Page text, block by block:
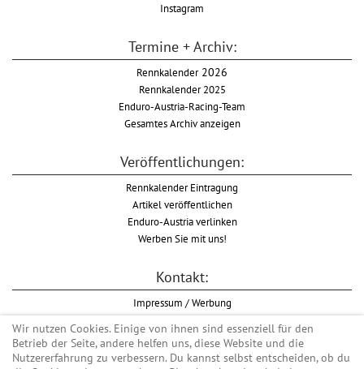
Instagram
Termine + Archiv:
Rennkalender2026
Rennkalender 2025
Enduro-Austria-Racing-Team
Gesamtes Archiv anzeigen
Veröffentlichungen:
Rennkalender Eintragung
Artikel veröffentlichen
Enduro-Austria verlinken
Werben Sie mit uns!
Kontakt:
Impressum / Werbung
Datenschutzinformation
Informationspflicht WKO
AGB
Wir nutzen Cookies. Einige von ihnen sind essenziell für den
Betrieb der Seite, andere helfen uns, diese Website und die
Nutzererfahrung zu verbessern. Du kannst selbst entscheiden, ob du